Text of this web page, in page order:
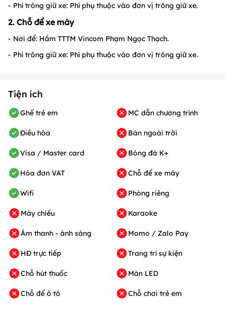
- Phí trông giữ xe: Phí phụ thuộc vào đơn vị trông giữ xe.
2. Chỗ để xe máy
- Nơi để: Hầm TTTM Vincom Phạm Ngọc Thạch.
- Phí trông giữ xe: Phí phụ thuộc vào đơn vị trông giữ xe.
Tiện ích
Ghế trẻ em
Điều hòa
Visa / Master card
Hóa đơn VAT
Wifi
Máy chiếu
Âm thanh - ánh sáng
HĐ trực tiếp
Chỗ hút thuốc
Chỗ để ô tô
MC dẫn chương trình
Bàn ngoài trời
Bóng đá K+
Chỗ để xe máy
Phòng riêng
Karaoke
Momo / Zalo Pay
Trang trí sự kiện
Màn LED
Chỗ chơi trẻ em